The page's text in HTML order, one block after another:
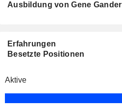
Ausbildung von Gene Gander
Erfahrungen
Besetzte Positionen
Aktive